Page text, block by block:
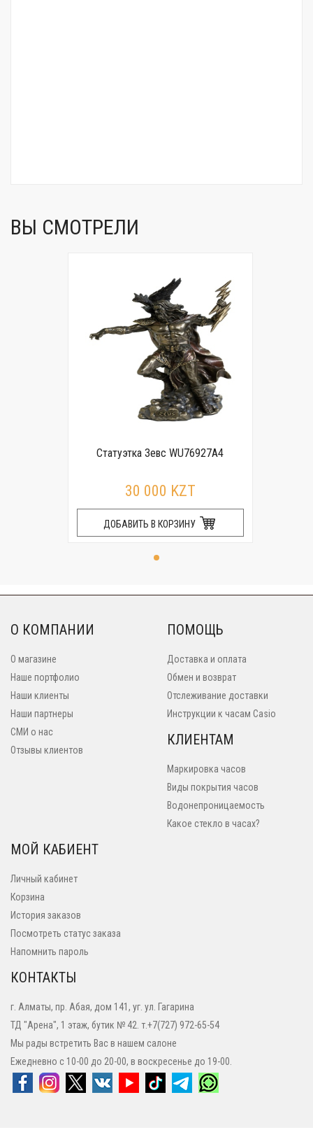
ВЫ СМОТРЕЛИ
Статуэтка Зевс WU76927A4
30 000 KZT
ДОБАВИТЬ В КОРЗИНУ
О КОМПАНИИ
О магазине
Наше портфолио
Наши клиенты
Наши партнеры
СМИ о нас
Отзывы клиентов
ПОМОЩЬ
Доставка и оплата
Обмен и возврат
Отслеживание доставки
Инструкции к часам Casio
КЛИЕНТАМ
Маркировка часов
Виды покрытия часов
Водонепроницаемость
Какое стекло в часах?
МОЙ КАБИЕНТ
Личный кабинет
Корзина
История заказов
Посмотреть статус заказа
Напомнить пароль
КОНТАКТЫ
г. Алматы, пр. Абая, дом 141, уг. ул. Гагарина
ТД "Арена", 1 этаж, бутик № 42. т.+7(727) 972-65-54
Мы рады встретить Вас в нашем салоне
Ежедневно с 10-00 до 20-00, в воскресенье до 19-00.